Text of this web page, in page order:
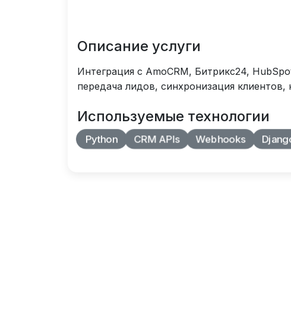
Описание услуги
Интеграция с AmoCRM, Битрикс24,
передача лидов, синхронизация
Используемые технологии
Python CRM APIs Webhooks